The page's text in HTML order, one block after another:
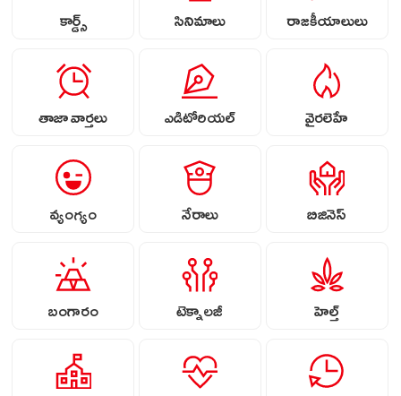
కార్డ్స్ సినిమాలు రాజకీయాలులు
తాజా వార్తలు ఎడిటోరియల్ వైరలెహే
వ్యంగ్యం నేరాలు బిజినెస్
బంగారం టెక్నాలజీ హెల్త్